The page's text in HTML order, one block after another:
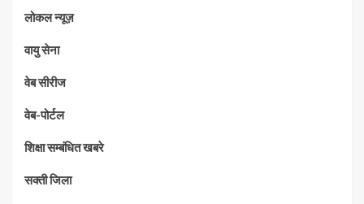
लोकल न्यूज़
वायु सेना
वेब सीरीज
वेब-पोर्टल
शिक्षा सम्बंधित खबरे
सक्ती जिला